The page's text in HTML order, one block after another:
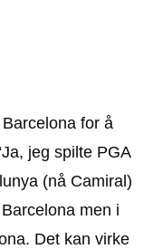
for å
jeg spilte PGA
(nå Camiral)
men i
Det kan virke